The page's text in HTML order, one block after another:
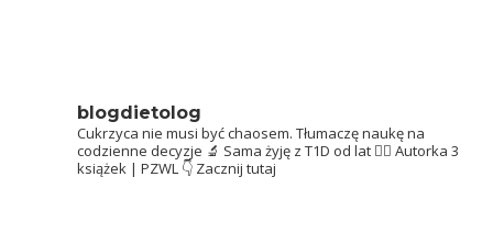
blogdietolog
Cukrzyca nie musi być chaosem. Tłumaczę naukę na
codzienne decyzje 🔬 Sama żyję z T1D od lat 👩‍⚕️ Autorka 3
książek | PZWL 👇 Zacznij tutaj